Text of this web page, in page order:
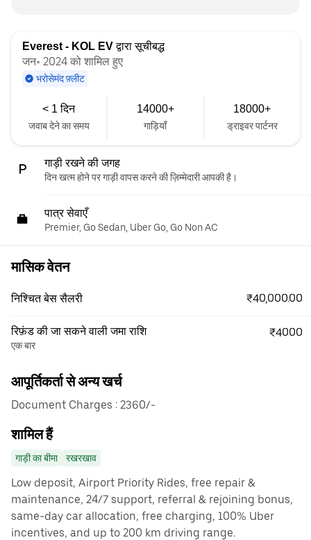
Everest - KOL EVद्वारा सूचीबद्ध
जन॰ 2024 को शामिल हुए
भरोसेमंद फ़्लीट
< 1 दिन
जवाब देने का समय
14000+
गाड़ियाँ
18000+
ड्राइवर पार्टनर
गाड़ी रखने की जगह
दिन खत्म होने पर गाड़ी वापस करने की ज़िम्मेदारी आपकी है।
पात्र सेवाएँ
Premier, Go Sedan, Uber Go, Go Non AC
मासिक वेतन
निश्चित बेस सैलरी ₹40,000.00
रिफ़ंड की जा सकने वाली जमा राशि
एक बार
₹4000
आपूर्तिकर्ता से अन्य खर्च
Document Charges : 2360/-
शामिल हैं
गाड़ी का बीमा रखरखाव
Low deposit, Airport Priority Rides, free repair &
maintenance, 24/7 support, referral & rejoining bonus,
same-day car allocation, free charging, 100% Uber
incentives, and up to 200 km driving range.